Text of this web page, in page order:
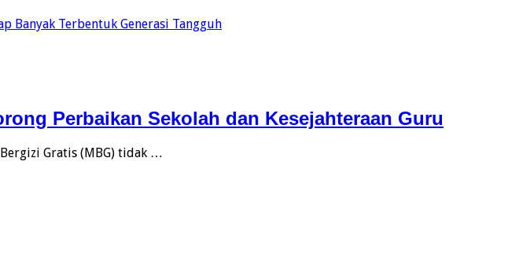
Banyak Terbentuk Generasi Tangguh
Perbaikan Sekolah dan Kesejahteraan Guru
Gratis (MBG) tidak …